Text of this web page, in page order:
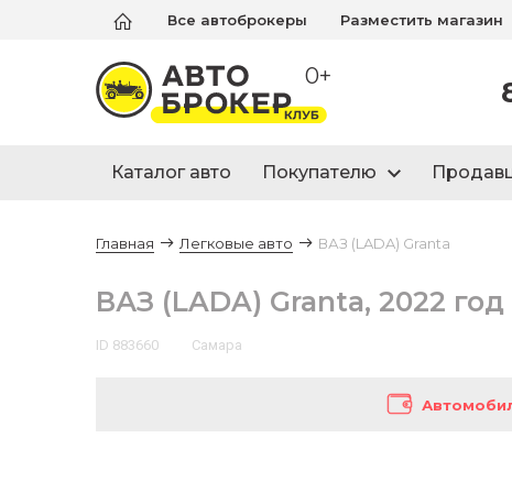
Все автоброкеры Разместить магазин
0+
Каталог авто Покупателю
Главная Легковые авто ВАЗ (LADA) Granta
ВАЗ (LADA) Granta, 2022 год
ID 883660 Самара